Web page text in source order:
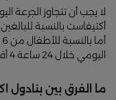
أكتيفاست بالنسبة للبالغين
اليومي خلال 24 ساعة 4 أقراص من بنادول أكتيفاست.
ما الفرق بين بنادول